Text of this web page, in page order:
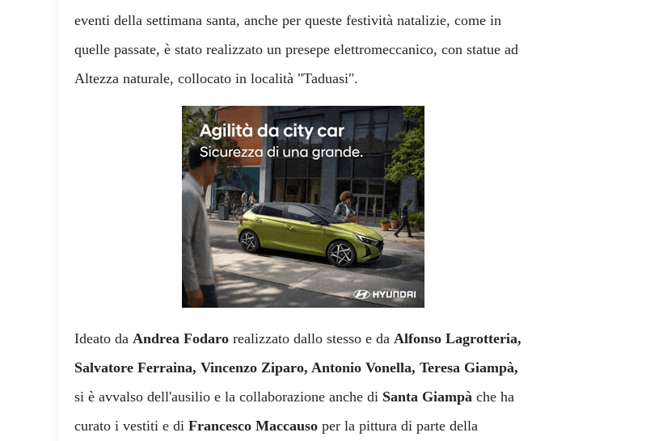
eventi della settimana santa, anche per queste festività natalizie, come in
quelle passate, è stato realizzato un presepe elettromeccanico, con statue ad
Altezza naturale, collocato in località "Taduasi".
Ideato da Andrea Fodaro realizzato dallo stesso e da Alfonso Lagrotteria,
Salvatore Ferraina, Vincenzo Ziparo, Antonio Vonella, Teresa Giampà,
si è avvalso dell'ausilio e la collaborazione anche di Santa Giampà che ha
curato i vestiti e di Francesco Maccauso per la pittura di parte della